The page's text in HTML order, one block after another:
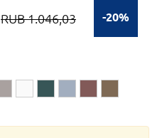
-20%
RUB 1.046,03